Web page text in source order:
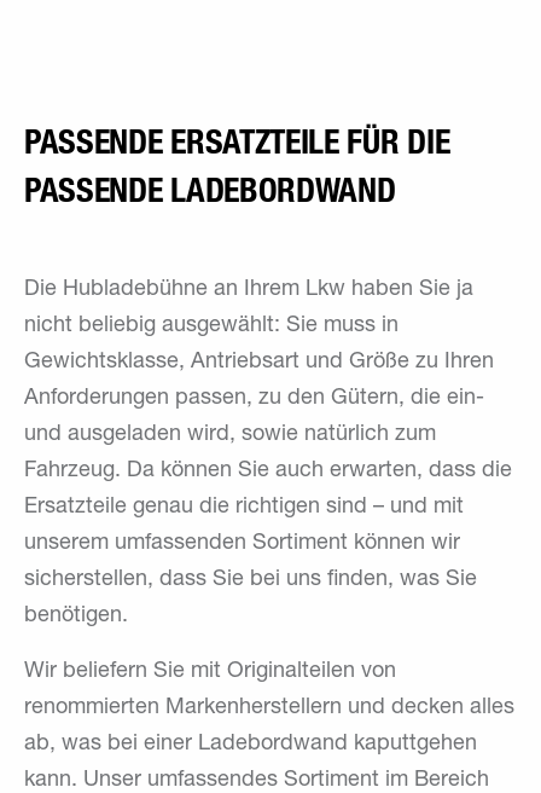
PASSENDE ERSATZTEILE FÜR DIE
PASSENDE LADEBORDWAND
Die Hubladebühne an Ihrem Lkw haben Sie ja
nicht beliebig ausgewählt: Sie muss in
Gewichtsklasse, Antriebsart und Größe zu Ihren
Anforderungen passen, zu den Gütern, die ein-
und ausgeladen wird, sowie natürlich zum
Fahrzeug. Da können Sie auch erwarten, dass die
Ersatzteile genau die richtigen sind – und mit
unserem umfassenden Sortiment können wir
sicherstellen, dass Sie bei uns finden, was Sie
benötigen.
Wir beliefern Sie mit Originalteilen von
renommierten Markenherstellern und decken alles
ab, was bei einer Ladebordwand kaputtgehen
kann. Unser umfassendes Sortiment im Bereich